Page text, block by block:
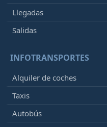
Llegadas
Salidas
INFOTRANSPORTES
Alquiler de coches
Taxis
Autobús